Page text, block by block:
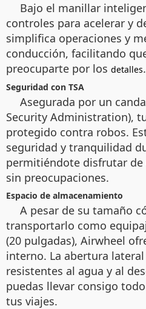
Bajo el manillar
controles para acelerar y
simplifica operaciones y
conducción, facilitando
preocuparte por los detalles.
Seguridad con TSA
Asegurada por un
Security Administration),
protegido contra robos.
seguridad y tranquilidad
permitiéndote disfrutar
sin preocupaciones.
Espacio de almacenamiento
A pesar de su tamaño
transportarlo como
(20 pulgadas), Airwheel
interno. La abertura
resistentes al agua y al
puedas llevar consigo
tus viajes.